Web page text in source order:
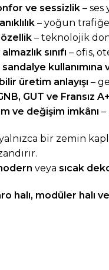
ve sessizlik –
– yoğun
– teknolojik
sınıfı – ofis,
kullanımına
üretim anlayışı –
GUT ve Fransız
ve değişim imkânı
bir zemin
veya sıcak
halı, modüler halı